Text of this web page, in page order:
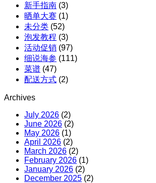
新手指南 (3)
晒单大赛 (1)
未分类 (52)
泡发教程 (3)
活动促销 (97)
细说海参 (111)
菜谱 (47)
配送方式 (2)
Archives
July 2026 (2)
June 2026 (2)
May 2026 (1)
April 2026 (2)
March 2026 (2)
February 2026 (1)
January 2026 (2)
December 2025 (2)